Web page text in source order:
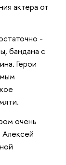
актера от
-
бандана с
Герои
очень
Алексей